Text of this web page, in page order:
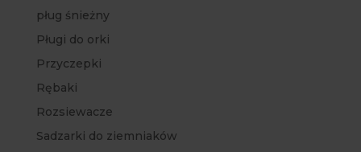
pług śnieżny
Pługi do orki
Przyczepki
Rębaki
Rozsiewacze
Sadzarki do ziemniaków